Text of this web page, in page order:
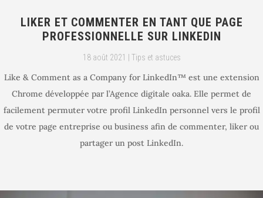
LIKER ET COMMENTER EN TANT QUE PAGE
PROFESSIONNELLE SUR LINKEDIN
18 août 2021 Tips et astuces
Like & Comment as a Company for LinkedIn™ est une extension
Chrome développée par l’Agence digitale oaka. Elle permet de
facilement permuter votre profil LinkedIn personnel vers le profil
de votre page entreprise ou business afin de commenter, liker ou
partager un post LinkedIn.